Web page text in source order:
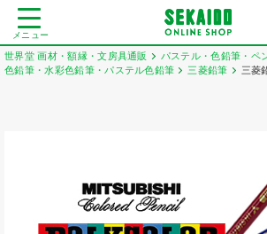
メニュー
世界堂 画材・額縁・文房具通販
パステル・色鉛筆・ペ
色鉛筆・水彩色鉛筆・パステル色鉛筆
三菱鉛筆 三菱